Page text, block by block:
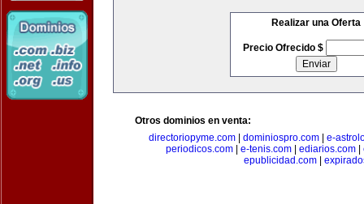
Realizar una Oferta
Precio Ofrecido $
Otros dominios en venta:
directoriopyme.com| dominiospro.com| e-
periodicos.com| e-tenis.com| ediarios.com|
epublicidad.com|